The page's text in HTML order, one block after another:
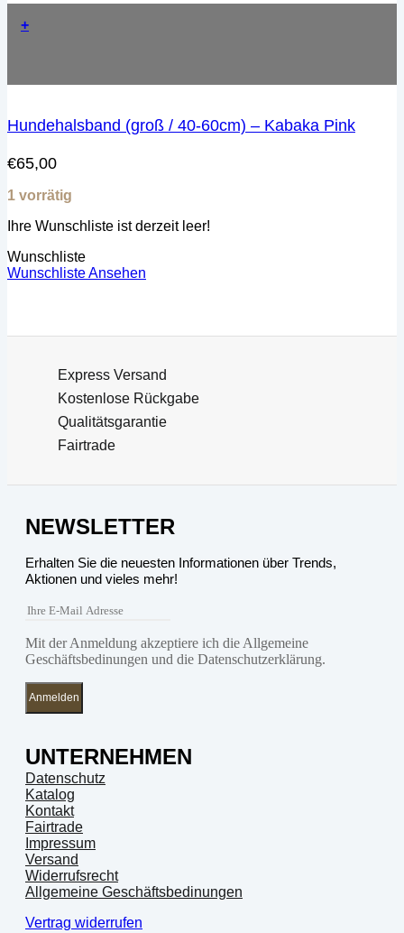
+
Hundehalsband (groß / 40-60cm) – Kabaka Pink
€65,00
1 vorrätig
Ihre Wunschliste ist derzeit leer!
Wunschliste
Wunschliste Ansehen
Express Versand
Kostenlose Rückgabe
Qualitätsgarantie
Fairtrade
NEWSLETTER
Erhalten Sie die neuesten Informationen über Trends,
Aktionen und vieles mehr!
Mit der Anmeldung akzeptiere ich die Allgemeine
Geschäftsbedinungen und die Datenschutzerklärung.
Anmelden
UNTERNEHMEN
Datenschutz
Katalog
Kontakt
Fairtrade
Impressum
Versand
Widerrufsrecht
Allgemeine Geschäftsbedinungen
Vertrag widerrufen